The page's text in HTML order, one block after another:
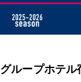
グループホテル